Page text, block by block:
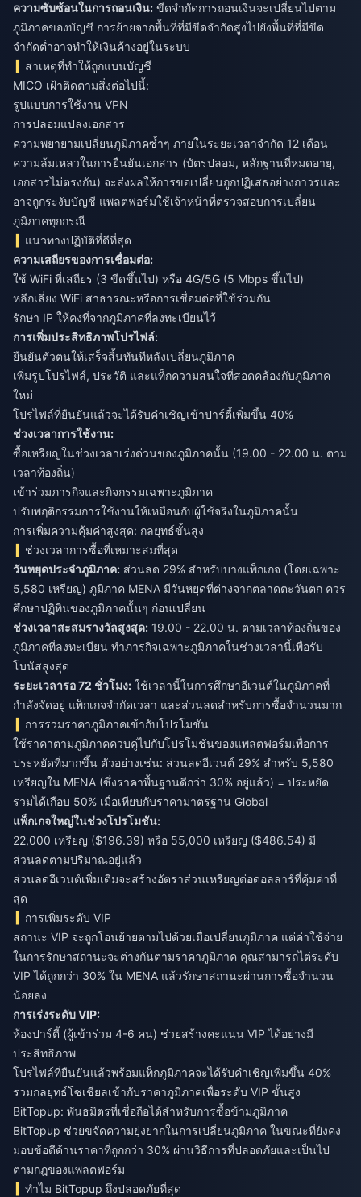
ความซับซ้อนในการถอนเงิน: ขีดจำกัดการถอนเงินจะเปลี่ยนไปตาม
ภูมิภาคของบัญชี การย้ายจากพื้นที่ที่มีขีดจำกัดสูงไปยังพื้นที่ที่มีขีด
จำกัดต่ำอาจทำให้เงินค้างอยู่ในระบบ
สาเหตุที่ทำให้ถูกแบนบัญชี
MICO เฝ้าติดตามสิ่งต่อไปนี้:
รูปแบบการใช้งาน VPN
การปลอมแปลงเอกสาร
ความพยายามเปลี่ยนภูมิภาคซ้ำๆ ภายในระยะเวลาจำกัด 12 เดือน
ความล้มเหลวในการยืนยันเอกสาร (บัตรปลอม, หลักฐานที่หมดอายุ,
เอกสารไม่ตรงกัน) จะส่งผลให้การขอเปลี่ยนถูกปฏิเสธอย่างถาวรและ
อาจถูกระงับบัญชี แพลตฟอร์มใช้เจ้าหน้าที่ตรวจสอบการเปลี่ยน
ภูมิภาคทุกกรณี
แนวทางปฏิบัติที่ดีที่สุด
ความเสถียรของการเชื่อมต่อ:
ใช้ WiFi ที่เสถียร (3 ขีดขึ้นไป) หรือ 4G/5G (5 Mbps ขึ้นไป)
หลีกเลี่ยง WiFi สาธารณะหรือการเชื่อมต่อที่ใช้ร่วมกัน
รักษา IP ให้คงที่จากภูมิภาคที่ลงทะเบียนไว้
การเพิ่มประสิทธิภาพโปรไฟล์:
ยืนยันตัวตนให้เสร็จสิ้นทันทีหลังเปลี่ยนภูมิภาค
เพิ่มรูปโปรไฟล์, ประวัติ และแท็กความสนใจที่สอดคล้องกับภูมิภาค
ใหม่
โปรไฟล์ที่ยืนยันแล้วจะได้รับคำเชิญเข้าปาร์ตี้เพิ่มขึ้น 40%
ช่วงเวลาการใช้งาน:
ซื้อเหรียญในช่วงเวลาเร่งด่วนของภูมิภาคนั้น (19.00 - 22.00 น. ตาม
เวลาท้องถิ่น)
เข้าร่วมภารกิจและกิจกรรมเฉพาะภูมิภาค
ปรับพฤติกรรมการใช้งานให้เหมือนกับผู้ใช้จริงในภูมิภาคนั้น
การเพิ่มความคุ้มค่าสูงสุด: กลยุทธ์ขั้นสูง
ช่วงเวลาการซื้อที่เหมาะสมที่สุด
วันหยุดประจำภูมิภาค: ส่วนลด 29% สำหรับบางแพ็กเกจ (โดยเฉพาะ
5,580 เหรียญ) ภูมิภาค MENA มีวันหยุดที่ต่างจากตลาดตะวันตก ควร
ศึกษาปฏิทินของภูมิภาคนั้นๆ ก่อนเปลี่ยน
ช่วงเวลาสะสมรางวัลสูงสุด: 19.00 - 22.00 น. ตามเวลาท้องถิ่นของ
ภูมิภาคที่ลงทะเบียน ทำภารกิจเฉพาะภูมิภาคในช่วงเวลานี้เพื่อรับ
โบนัสสูงสุด
ระยะเวลารอ 72 ชั่วโมง: ใช้เวลานี้ในการศึกษาอีเวนต์ในภูมิภาคที่
กำลังจัดอยู่ แพ็กเกจจำกัดเวลา และส่วนลดสำหรับการซื้อจำนวนมาก
การรวมราคาภูมิภาคเข้ากับโปรโมชัน
ใช้ราคาตามภูมิภาคควบคู่ไปกับโปรโมชันของแพลตฟอร์มเพื่อการ
ประหยัดที่มากขึ้น ตัวอย่างเช่น: ส่วนลดอีเวนต์ 29% สำหรับ 5,580
เหรียญใน MENA (ซึ่งราคาพื้นฐานดีกว่า 30% อยู่แล้ว) = ประหยัด
รวมได้เกือบ 50% เมื่อเทียบกับราคามาตรฐาน Global
แพ็กเกจใหญ่ในช่วงโปรโมชัน:
22,000 เหรียญ ($196.39) หรือ 55,000 เหรียญ ($486.54) มี
ส่วนลดตามปริมาณอยู่แล้ว
ส่วนลดอีเวนต์เพิ่มเติมจะสร้างอัตราส่วนเหรียญต่อดอลลาร์ที่คุ้มค่าที่
สุด
การเพิ่มระดับ VIP
สถานะ VIP จะถูกโอนย้ายตามไปด้วยเมื่อเปลี่ยนภูมิภาค แต่ค่าใช้จ่าย
ในการรักษาสถานะจะต่างกันตามราคาภูมิภาค คุณสามารถไต่ระดับ
VIP ได้ถูกกว่า 30% ใน MENA แล้วรักษาสถานะผ่านการซื้อจำนวน
น้อยลง
การเร่งระดับ VIP:
ห้องปาร์ตี้ (ผู้เข้าร่วม 4-6 คน) ช่วยสร้างคะแนน VIP ได้อย่างมี
ประสิทธิภาพ
โปรไฟล์ที่ยืนยันแล้วพร้อมแท็กภูมิภาคจะได้รับคำเชิญเพิ่มขึ้น 40%
รวมกลยุทธ์โซเชียลเข้ากับราคาภูมิภาคเพื่อระดับ VIP ขั้นสูง
BitTopup: พันธมิตรที่เชื่อถือได้สำหรับการซื้อข้ามภูมิภาค
BitTopup ช่วยขจัดความยุ่งยากในการเปลี่ยนภูมิภาค ในขณะที่ยังคง
มอบข้อดีด้านราคาที่ถูกกว่า 30% ผ่านวิธีการที่ปลอดภัยและเป็นไป
ตามกฎของแพลตฟอร์ม
ทำไม BitTopup ถึงปลอดภัยที่สุด